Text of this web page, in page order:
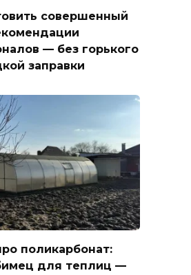
совершенный
— без горького
заправки
поликарбонат:
для теплиц —